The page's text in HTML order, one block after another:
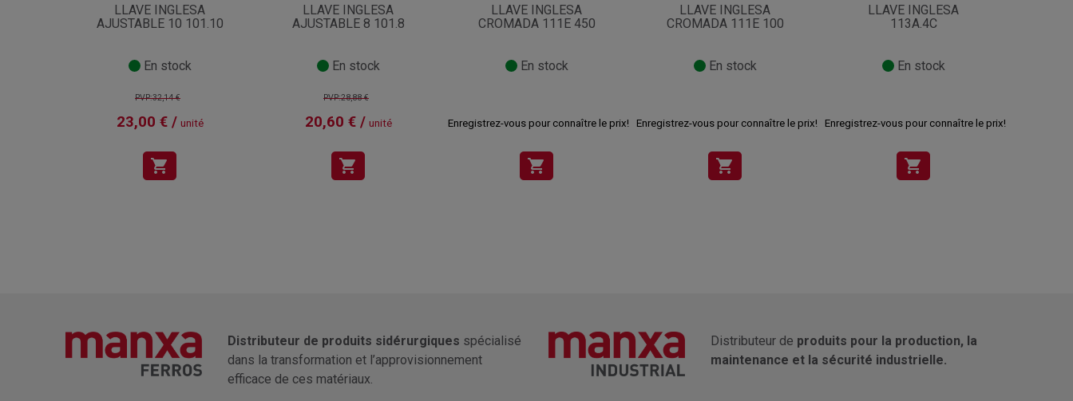
LLAVE INGLESA
AJUSTABLE 10 101.10
En stock
PVP:32,14 €
23,00 € / unité
shopping_cart
LLAVE INGLESA
AJUSTABLE 8 101.8
En stock
PVP:28,88 €
20,60 € / unité
shopping_cart
LLAVE INGLESA
CROMADA 111E 450
En stock
Enregistrez-vous pour connaître le prix!
shopping_cart
LLAVE INGLESA
CROMADA 111E 100
En stock
Enregistrez-vous pour connaître le prix!
shopping_cart
LLAVE INGLESA
113A.4C
En stock
Enregistrez-vous pour connaître le prix!
shopping_cart
Distributeur de produits sidérurgiques spécialisé
dans la transformation et l’approvisionnement
efficace de ces matériaux.
Distributeur de produits pour la production, la
maintenance et la sécurité industrielle.